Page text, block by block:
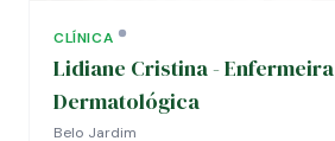
CLÍNICA
Lidiane Cristina - Enfermeira
Dermatológica
Belo Jardim